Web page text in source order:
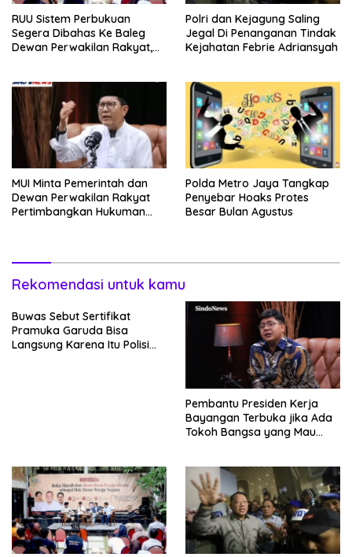
RUU Sistem Perbukuan
Segera Dibahas Ke Baleg
Dewan Perwakilan Rakyat,
Polri dan Kejagung Saling
Jegal Di Penanganan Tindak
Kejahatan Febrie Adriansyah
MUI Minta Pemerintah dan
Dewan Perwakilan Rakyat
Pertimbangkan Hukuman
Polda Metro Jaya Tangkap
Penyebar Hoaks Protes
Besar Bulan Agustus
Rekomendasi untuk kamu
Buwas Sebut Sertifikat
Pramuka Garuda Bisa
Langsung Karena Itu Polisi
Pembantu Presiden Kerja
Bayangan Terbuka jika Ada
Tokoh Bangsa yang Mau